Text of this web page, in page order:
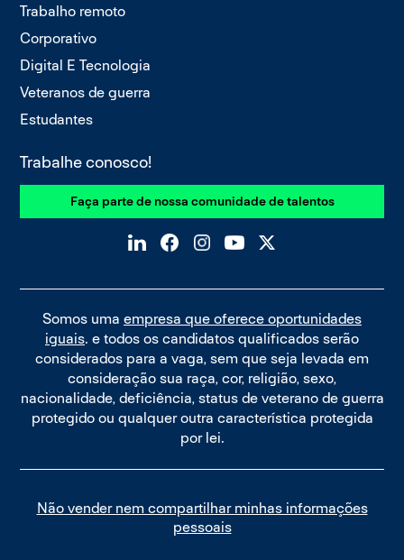
Trabalho remoto
Corporativo
Digital E Tecnologia
Veteranos de guerra
Estudantes
Trabalhe conosco!
Faça parte de nossa comunidade de talentos
Somos uma empresa que oferece oportunidades
iguais. e todos os candidatos qualificados serão
considerados para a vaga, sem que seja levada em
consideração sua raça, cor, religião, sexo,
nacionalidade, deficiência, status de veterano de guerra
protegido ou qualquer outra característica protegida
por lei.
Não vender nem compartilhar minhas informações
pessoais